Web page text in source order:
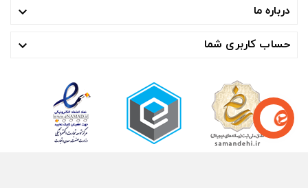
درباره ما 
حساب کاربری شما 